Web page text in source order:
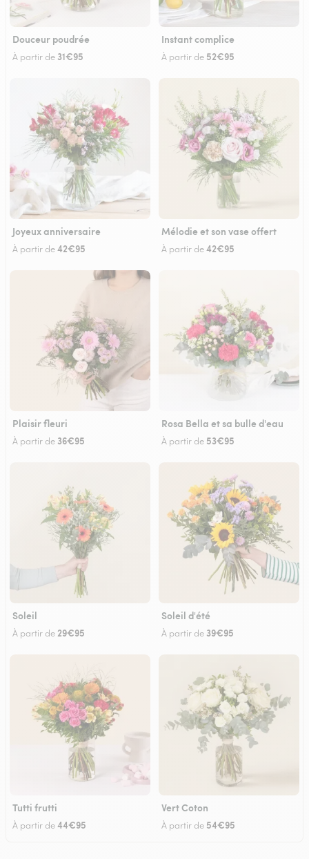
Douceur poudrée
À partir de 31€95
Instant complice
À partir de 52€95
Joyeux anniversaire
À partir de42€95
Mélodie et son vase offert
À partir de42€95
Plaisir fleuri
À partir de 36€95
Rosa Bella et sa bulle d'eau
À partir de 53€95
Soleil
À partir de29€95
Soleil d'été
À partir de 39€95
Tutti frutti
À partir de44€95
Vert Coton
À partir de 54€95